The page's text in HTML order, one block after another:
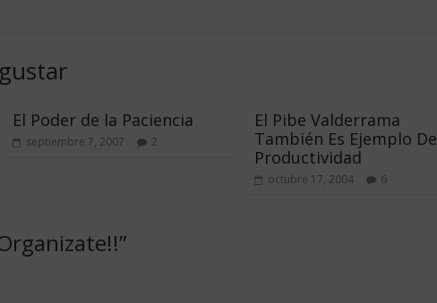
El Poder de la Paciencia
septiembre 7, 2007 2
El Pibe Valderrama
También Es Ejemplo De
Productividad
octubre 17, 2004 6
”